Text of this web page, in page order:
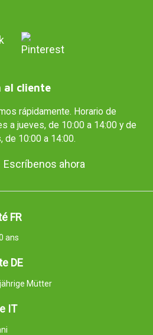
al cliente
rápidamente. Horario de
a jueves, de 10:00 a 14:00 y de
de 10:00 a 14:00.
Escríbenos ahora
FR
ans
DE
Mütter
IT